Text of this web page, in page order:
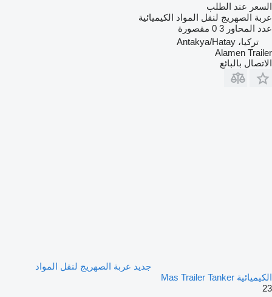
السعر عند الطلب
عربة الصهريج لنقل المواد الكيميائية
عدد المحاور 3 0 مقصورة
تركيا، Antakya/Hatay
Alamen Trailer
الاتصال بالبائع
جديد عربة الصهريج لنقل المواد
الكيميائية Mas Trailer Tanker
23